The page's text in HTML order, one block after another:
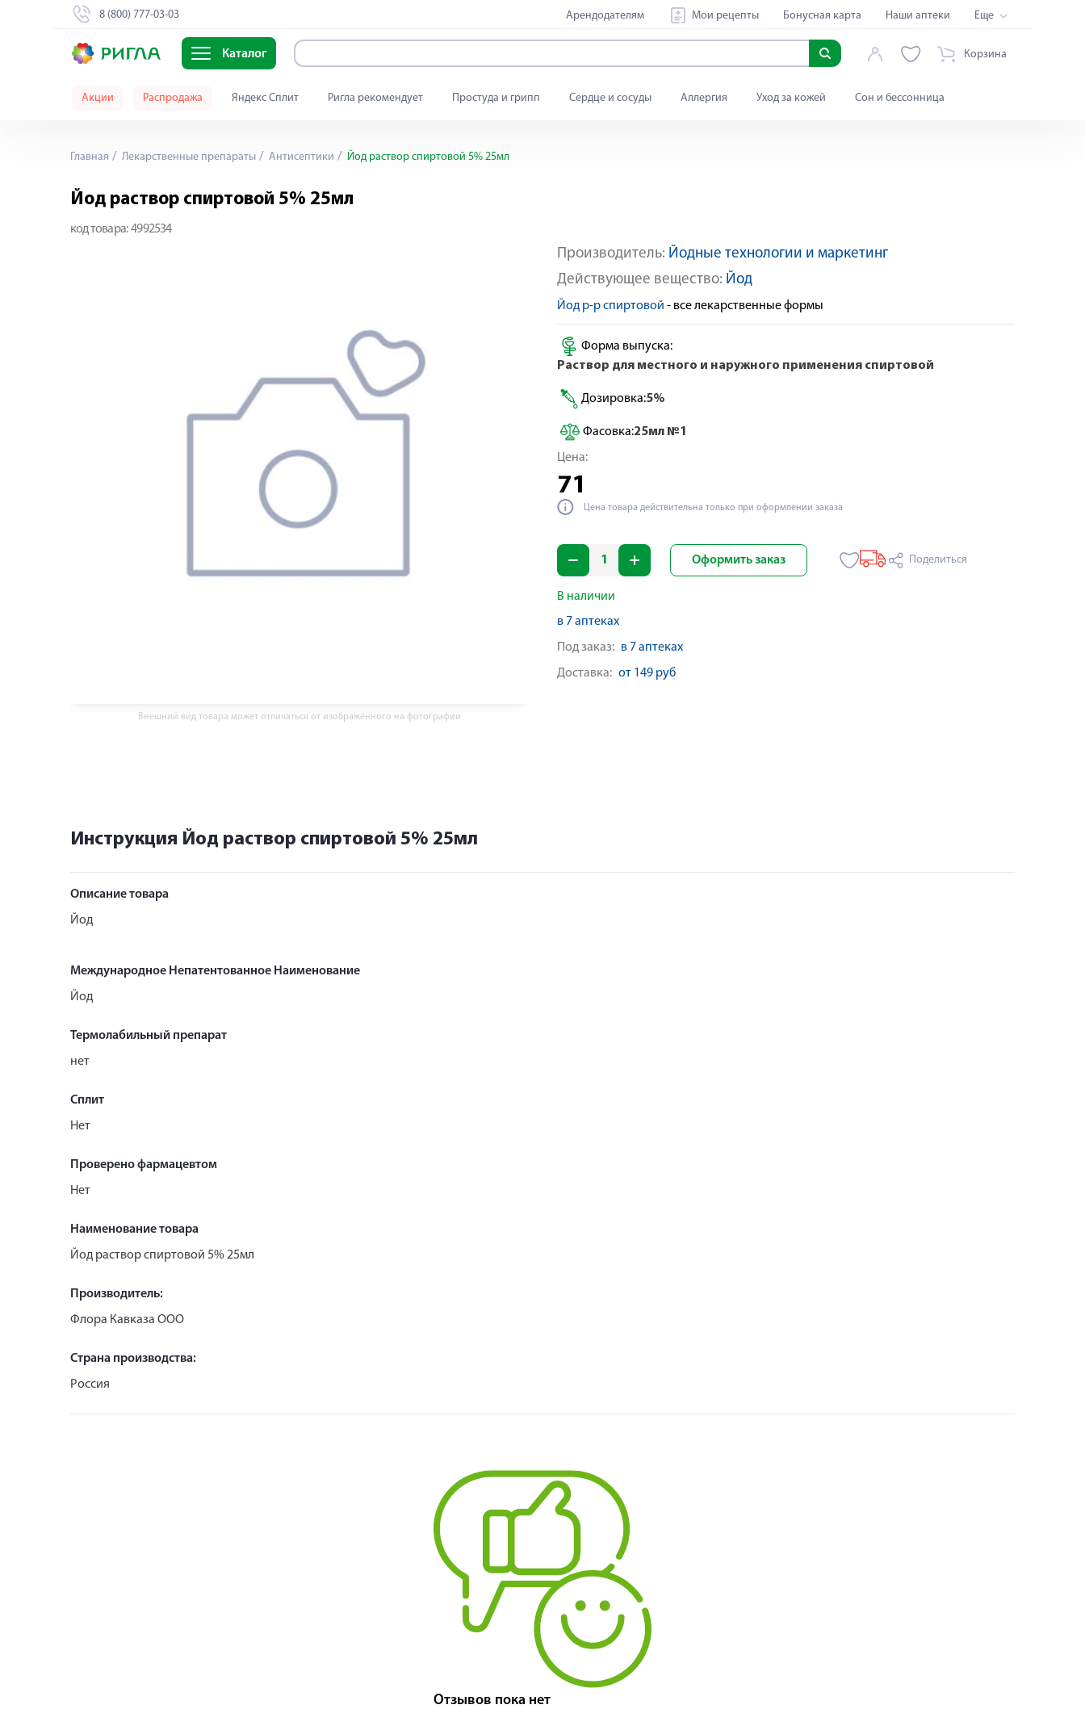
8 (800) 777-03-03 Арендодателям Мои рецепты Бонусная карта Наши аптеки Еще
Каталог Корзина
Акции Распродажа Яндекс Сплит Ригла рекомендует Простуда и грипп Сердце и сосуды Аллергия Уход за кожей Сон и бессонница
Главная Лекарственные препараты Антисептики Йод раствор спиртовой 5% 25мл
Йод раствор спиртовой 5% 25мл
код товара: 4992534
Внешний вид товара может отличаться от изображённого на фотографии
Производитель: Йодные технологии и маркетинг
Действующее вещество: Йод
Йод р-р спиртовой - все лекарственные формы
Форма выпуска:
Раствор для местного и наружного применения спиртовой
Дозировка:5%
Фасовка:25мл №1
Цена:
71
Цена товара действительна только при оформлении заказа
Оформить заказ Поделиться
В наличии
в 7 аптеках
Под заказ: в 7 аптеках
Доставка: от 149 руб
Инструкция Йод раствор спиртовой 5% 25мл
Описание товара
Йод
Международное Непатентованное Наименование
Йод
Термолабильный препарат
нет
Сплит
Нет
Проверено фармацевтом
Нет
Наименование товара
Йод раствор спиртовой 5% 25мл
Производитель:
Флора Кавказа ООО
Страна производства:
Россия
Отзывов пока нет